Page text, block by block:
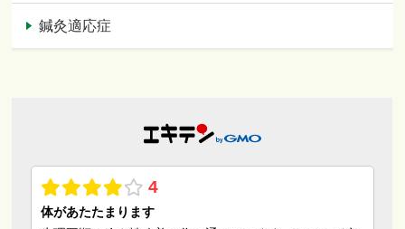
鍼灸適応症